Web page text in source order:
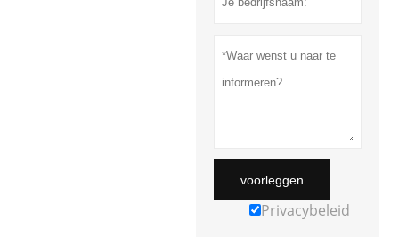
voorleggen
Privacybeleid